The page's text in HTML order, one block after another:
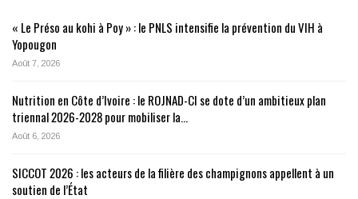
« Le Préso au kohi à Poy » : le PNLS intensifie la prévention du VIH à
Yopougon
Août 7, 2026
Nutrition en Côte d’Ivoire : le ROJNAD-CI se dote d’un ambitieux plan
triennal 2026-2028 pour mobiliser la…
Août 6, 2026
SICCOT 2026 : les acteurs de la filière des champignons appellent à un
soutien de l’État